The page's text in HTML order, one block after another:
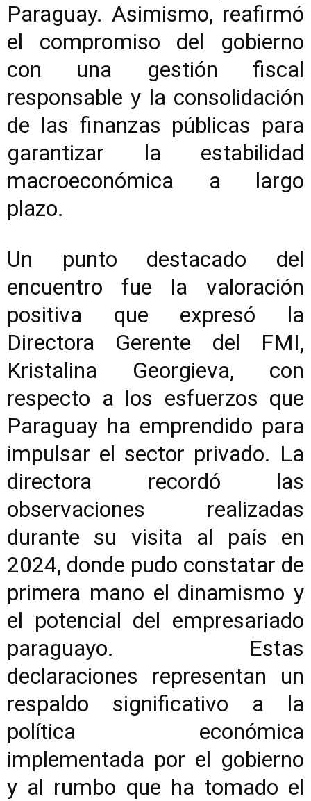
Paraguay. Asimismo, reafirmó
el compromiso del gobierno
con una gestión fiscal
responsable y la consolidación
de las finanzas públicas para
garantizar la estabilidad
macroeconómica a largo
plazo.
Un punto destacado del
encuentro fue la valoración
positiva que expresó la
Directora Gerente del FMI,
Kristalina Georgieva, con
respecto a los esfuerzos que
Paraguay ha emprendido para
impulsar el sector privado. La
directora recordó las
observaciones realizadas
durante su visita al país en
2024, donde pudo constatar de
primera mano el dinamismo y
el potencial del empresariado
paraguayo. Estas
declaraciones representan un
respaldo significativo a la
política económica
implementada por el gobierno
y al rumbo que ha tomado el